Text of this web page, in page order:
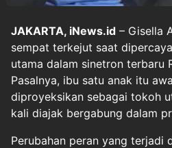
JAKARTA, iNews.id – Gisella
sempat terkejut saat
utama dalam sinetron terbaru
Pasalnya, ibu satu anak itu
diproyeksikan sebagai tokoh
kali diajak bergabung dalam
Perubahan peran yang terjadi